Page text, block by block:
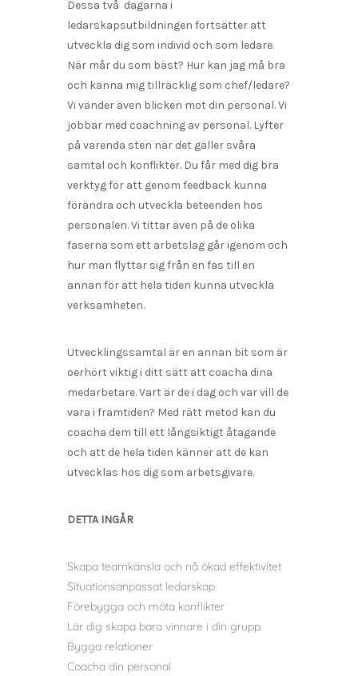
Dessa två dagarna i
ledarskapsutbildningen fortsätter att
utveckla dig som individ och som ledare.
När mår du som bäst? Hur kan jag må bra
och känna mig tillräcklig som chef/ledare?
Vi vänder även blicken mot din personal. Vi
jobbar med coachning av personal. Lyfter
på varenda sten när det gäller svåra
samtal och konflikter. Du får med dig bra
verktyg för att genom feedback kunna
förändra och utveckla beteenden hos
personalen. Vi tittar även på de olika
faserna som ett arbetslag går igenom och
hur man flyttar sig från en fas till en
annan för att hela tiden kunna utveckla
verksamheten.
Utvecklingssamtal är en annan bit som är
oerhört viktig i ditt sätt att coacha dina
medarbetare. Vart är de i dag och var vill de
vara i framtiden? Med rätt metod kan du
coacha dem till ett långsiktigt åtagande
och att de hela tiden känner att de kan
utvecklas hos dig som arbetsgivare.
DETTA INGÅR
Skapa teamkänsla och nå ökad effektivitet
Situationsanpassat ledarskap
Förebygga och möta konflikter
Lär dig skapa bara vinnare i din grupp
Bygga relationer
Coacha din personal